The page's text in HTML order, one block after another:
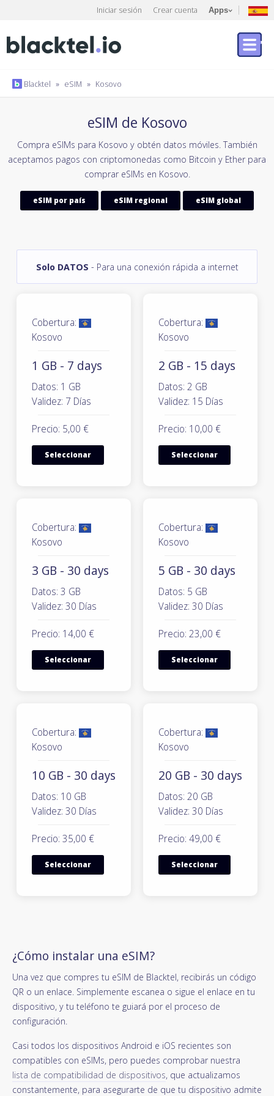
Iniciar sesión Crear cuenta Apps
Blacktel » eSIM » Kosovo
eSIM de Kosovo
Compra eSIMs para Kosovo y obtén datos móviles. También
aceptamos pagos con criptomonedas como Bitcoin y Ether para
comprar eSIMs en Kosovo.
eSIM por país eSIM regional eSIM global
Solo DATOS - Para una conexión rápida a internet
Cobertura:
Kosovo
1 GB - 7 days
Datos: 1 GB
Validez: 7 Días
Precio: 5,00 €
Seleccionar
Cobertura:
Kosovo
2 GB - 15 days
Datos: 2 GB
Validez: 15 Días
Precio: 10,00 €
Seleccionar
Cobertura:
Kosovo
3 GB - 30 days
Datos: 3 GB
Validez: 30 Días
Precio: 14,00 €
Seleccionar
Cobertura:
Kosovo
5 GB - 30 days
Datos: 5 GB
Validez: 30 Días
Precio: 23,00 €
Seleccionar
Cobertura:
Kosovo
10 GB - 30 days
Datos: 10 GB
Validez: 30 Días
Precio: 35,00 €
Seleccionar
Cobertura:
Kosovo
20 GB - 30 days
Datos: 20 GB
Validez: 30 Días
Precio: 49,00 €
Seleccionar
¿Cómo instalar una eSIM?
Una vez que compres tu eSIM de Blacktel, recibirás un código
QR o un enlace. Simplemente escanea o sigue el enlace en tu
dispositivo, y tu teléfono te guiará por el proceso de
configuración.
Casi todos los dispositivos Android e iOS recientes son
compatibles con eSIMs, pero puedes comprobar nuestra
lista de compatibilidad de dispositivos, que actualizamos
constantemente, para asegurarte de que tu dispositivo admite